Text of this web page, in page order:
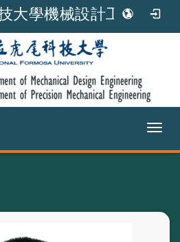
大學機械設計工程系